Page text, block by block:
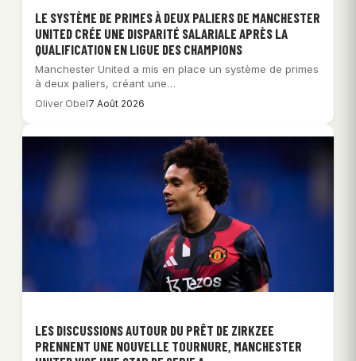
LE SYSTÈME DE PRIMES À DEUX PALIERS DE MANCHESTER
UNITED CRÉE UNE DISPARITÉ SALARIALE APRÈS LA
QUALIFICATION EN LIGUE DES CHAMPIONS
Manchester United a mis en place un système de primes
à deux paliers, créant une…
Oliver Obel7 Août 2026
LES DISCUSSIONS AUTOUR DU PRÊT DE ZIRKZEE
PRENNENT UNE NOUVELLE TOURNURE, MANCHESTER